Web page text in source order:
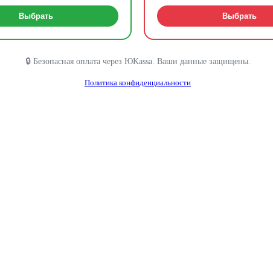
Выбрать Выбрать
🔒 Безопасная оплата через ЮKassa. Ваши данные защищены.
Политика конфиденциальности